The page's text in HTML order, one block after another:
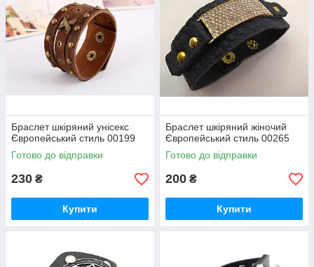
Браслет шкіряний унісекс
Європейський стиль 00199
Готово до відправки
230 ₴
Купити
Браслет шкіряний жіночий
Європейський стиль 00265
Готово до відправки
200 ₴
Купити